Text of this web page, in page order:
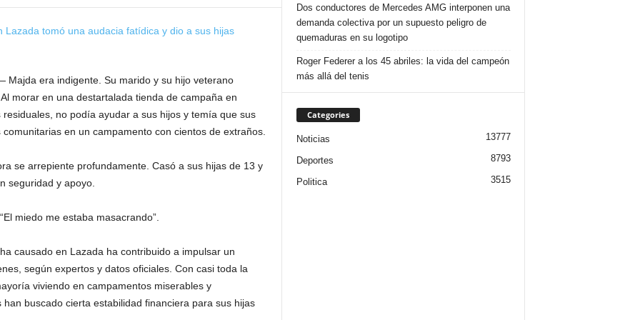
Majda era indigente. Su marido y su hijo veterano
morar en una destartalada tienda de campaña en
no podía ayudar a sus hijos y temía que sus
en un campamento con cientos de extraños.
se arrepiente profundamente. Casó a sus hijas de 13 y
seguridad y apoyo.
miedo me estaba masacrando”.
causado en Lazada ha contribuido a impulsar un
según expertos y datos oficiales. Con casi toda la
viviendo en campamentos miserables y
buscado cierta estabilidad financiera para sus hijas
Dos conductores de Mercedes AMG interponen una
demanda colectiva por un supuesto peligro de
quemaduras en su logotipo
Roger Federer a los 45 abriles: la vida del campeón
más allá del tenis
Categories
Noticias 13777
Deportes 8793
Politica 3515